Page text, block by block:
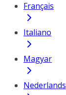
Français
Italiano
Magyar
Nederlands